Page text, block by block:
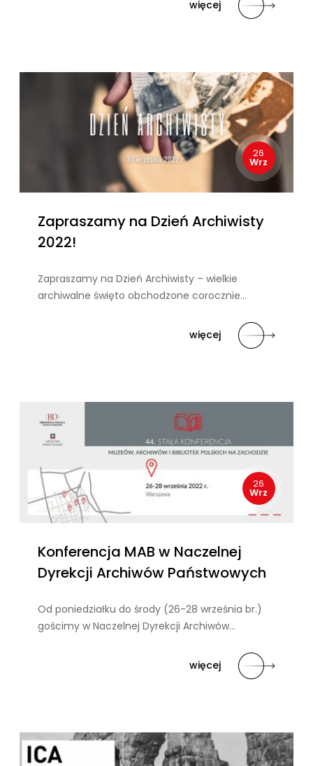
więcej
26
Wrz
Zapraszamy na Dzień Archiwisty
2022!
Zapraszamy na Dzień Archiwisty – wielkie
archiwalne święto obchodzone corocznie…
więcej
26
Wrz
Konferencja MAB w Naczelnej
Dyrekcji Archiwów Państwowych
Od poniedziałku do środy (26-28 września br.)
gościmy w Naczelnej Dyrekcji Archiwów…
więcej